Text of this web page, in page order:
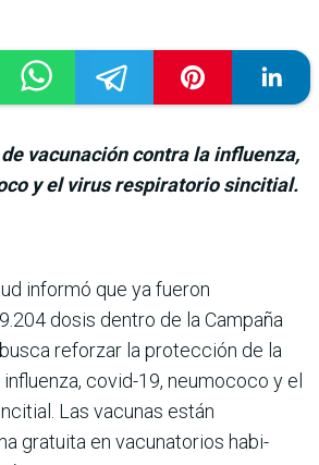
vacunación contra la influenza,
y el virus respiratorio sincitial.
informó que ya fue­ron
dosis dentro de la Campaña
reforzar la protección de la
covid-19, neumococo y el
Las vacu­nas están
gratuita en vacunatorios habi­